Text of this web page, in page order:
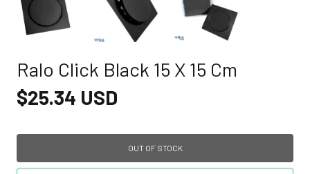
Ralo Click Black 15 X 15 Cm
$25.34 USD